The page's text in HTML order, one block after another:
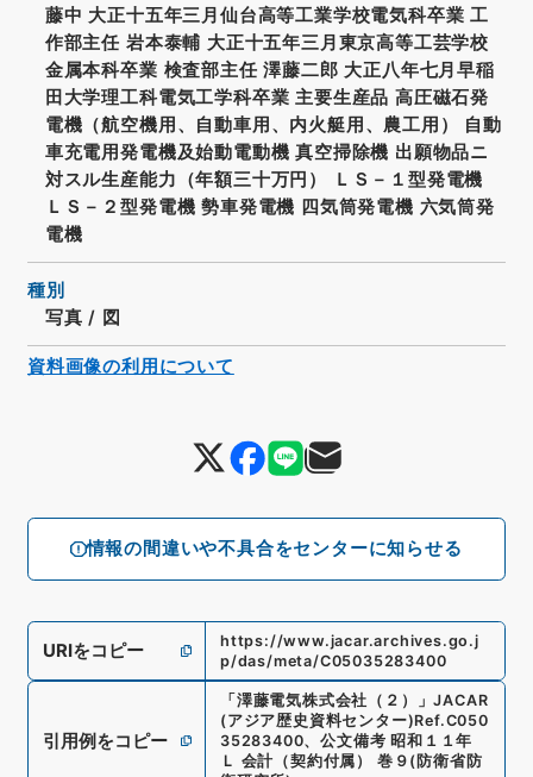
情報の間違いや不具合をセンターに知らせる
藤中 大正十五年三月仙台高等工業学校電気科卒業 工
作部主任 岩本泰輔 大正十五年三月東京高等工芸学校
金属本科卒業 検査部主任 澤藤二郎 大正八年七月早稲
田大学理工科電気工学科卒業 主要生産品 高圧磁石発
電機（航空機用、自動車用、内火艇用、農工用） 自動
車充電用発電機及始動電動機 真空掃除機 出願物品ニ
対スル生産能力（年額三十万円） ＬＳ－１型発電機
ＬＳ－２型発電機 勢車発電機 四気筒発電機 六気筒発
電機
種別
写真 / 図
URIをコピー
https://www.jacar.archives.go.j
p/das/meta/C05035283400
引用例をコピー
「 澤藤電気株式会社（２） 」JACAR
(アジア歴史資料センター)Ref.C050
35283400、公文備考 昭和１１年
Ｌ 会計（契約付属） 巻９ ( 防衛省防
資料画像の利用について